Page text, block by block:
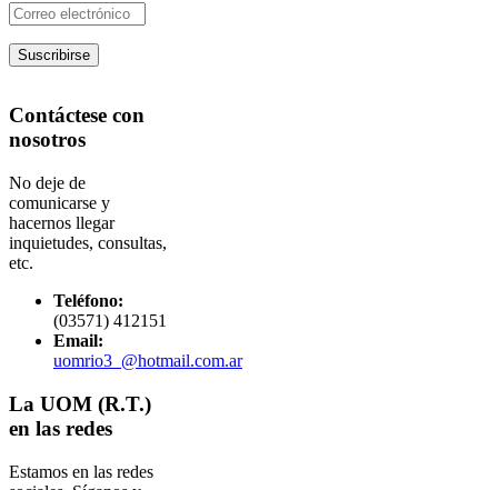
Contáctese con
nosotros
No deje de
comunicarse y
hacernos llegar
inquietudes, consultas,
etc.
Teléfono:
(03571) 412151
Email:
uomrio3_@hotmail.com.ar
La UOM (R.T.)
en las redes
Estamos en las redes